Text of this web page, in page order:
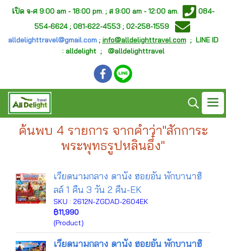
เปิด จ-ศ 9:00 am - 18:00 pm. ; ส 9:00 am - 12:00 am.
084-
554-6624 ; 081-622-4553 ; 02-258-1559
alldelighttravel@gmail.com; info@alldelighttravel.com; LINE ID
: alldelight ; @alldelighttravel
ค้นพบ 4 รายการ จากคำว่า"สักการะ
พระพุทธรูปหลินอึ๋ง"
เวียดนามกลาง ดานัง ฮอยอัน พักบานาฮิ
ลล์ 1 คืน 3 วัน 2 คืน-EK
SKU : 2612N-ZGDAD-2604EK
฿11,990
(Product)
เวียดนามกลาง ดานัง ฮอยอัน พักบานาฮิ